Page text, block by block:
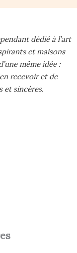
dédié à l’art
et maisons
même idée :
recevoir et de
et sincères.